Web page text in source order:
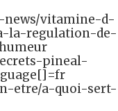
vitamine-d-
la-regulation-de-
pineal-
etre/a-quoi-sert-